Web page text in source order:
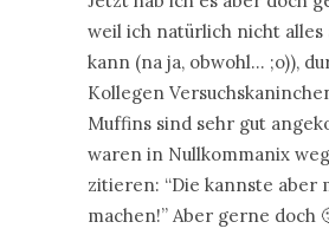
weil ich natürlich nicht alles
kann (na ja, obwohl… ;o)),
Kollegen
Muffins sind sehr gut
waren in Nullkommanix
zitieren: “Die kannste aber
machen!” Aber gerne doch